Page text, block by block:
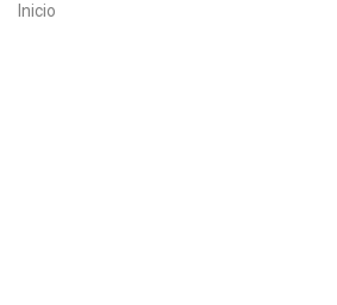
Inicio